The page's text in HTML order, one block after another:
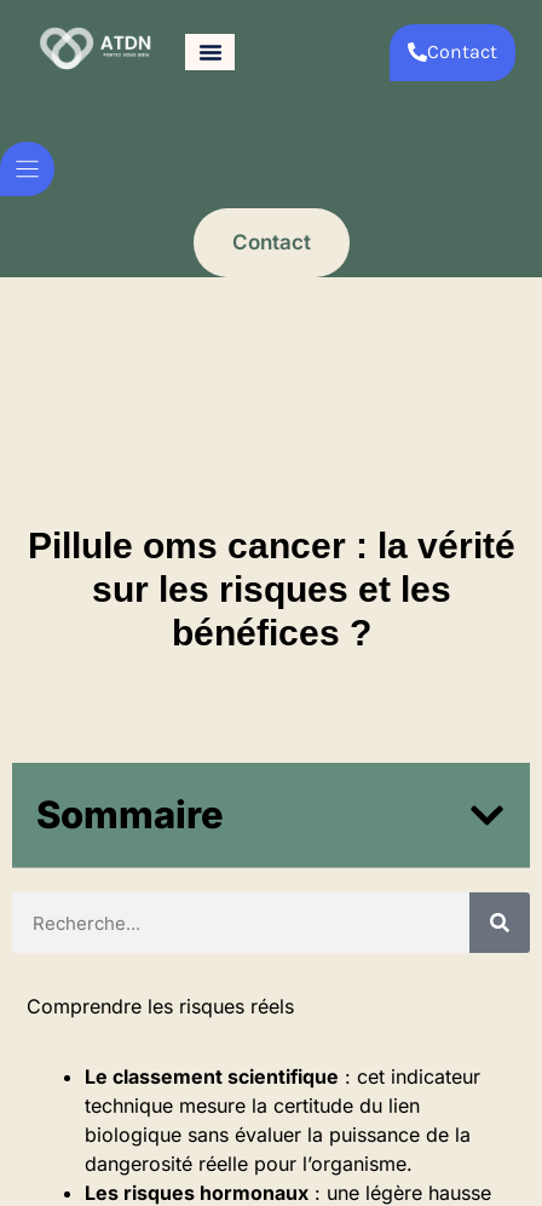
Contact
Contact
Pillule oms cancer : la vérité
sur les risques et les
bénéfices ?
Sommaire
Comprendre les risques réels
Le classement scientifique : cet indicateur
technique mesure la certitude du lien
biologique sans évaluer la puissance de la
dangerosité réelle pour l’organisme.
Les risques hormonaux : une légère hausse